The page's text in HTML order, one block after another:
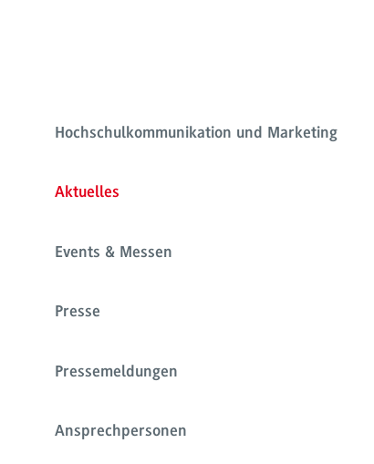
Hochschulkommunikation und Marketing
Aktuelles
Events & Messen
Presse
Pressemeldungen
Ansprechpersonen